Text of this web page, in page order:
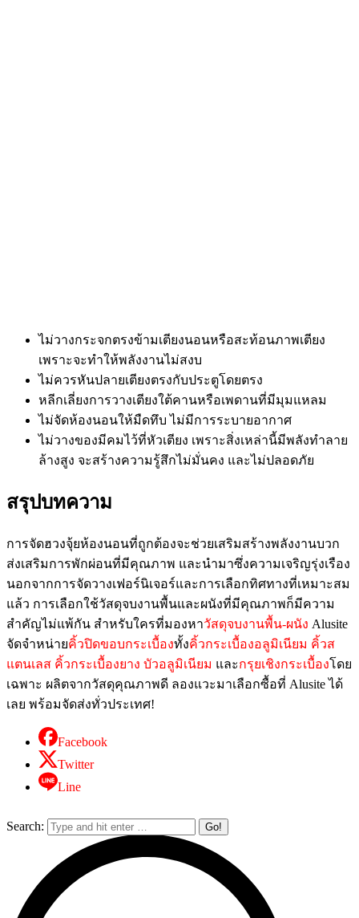
ไม่วางกระจกตรงข้ามเตียงนอนหรือสะท้อนภาพเตียง
เพราะจะทำให้พลังงานไม่สงบ
ไม่ควรหันปลายเตียงตรงกับประตูโดยตรง
หลีกเลี่ยงการวางเตียงใต้คานหรือเพดานที่มีมุมแหลม
ไม่จัดห้องนอนให้มืดทึบ ไม่มีการระบายอากาศ
ไม่วางของมีคมไว้ที่หัวเตียง เพราะสิ่งเหล่านี้มีพลังทำลาย
ล้างสูง จะสร้างความรู้สึกไม่มั่นคง และไม่ปลอดภัย
สรุปบทความ
การจัดฮวงจุ้ยห้องนอนที่ถูกต้องจะช่วยเสริมสร้างพลังงานบวก
ส่งเสริมการพักผ่อนที่มีคุณภาพ และนำมาซึ่งความเจริญรุ่งเรือง
นอกจากการจัดวางเฟอร์นิเจอร์และการเลือกทิศทางที่เหมาะสม
แล้ว การเลือกใช้วัสดุจบงานพื้นและผนังที่มีคุณภาพก็มีความ
สำคัญไม่แพ้กัน สำหรับใครที่มองหาวัสดุจบงานพื้น-ผนัง Alusite
จัดจำหน่ายคิ้วปิดขอบกระเบื้องทั้งคิ้วกระเบื้องอลูมิเนียม คิ้วส
แตนเลส คิ้วกระเบื้องยาง บัวอลูมิเนียม และกรุยเชิงกระเบื้องโดย
เฉพาะ ผลิตจากวัสดุคุณภาพดี ลองแวะมาเลือกซื้อที่ Alusite ได้
เลย พร้อมจัดส่งทั่วประเทศ!
Facebook
Twitter
Line
Search: